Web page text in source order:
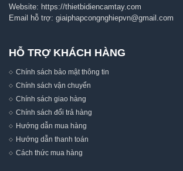
Website: https://thietbidiencamtay.com
Email hỗ trợ: giaiphapcongnghiepvn@gmail.com
HỖ TRỢ KHÁCH HÀNG
Chính sách bảo mật thông tin
Chính sách vận chuyển
Chính sách giao hàng
Chính sách đổi trả hàng
Hướng dẫn mua hàng
Hướng dẫn thanh toán
Cách thức mua hàng